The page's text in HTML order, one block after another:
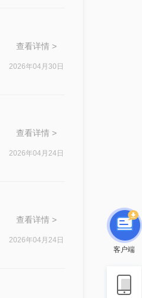
查看详情 >
2026年04月30日
查看详情 >
2026年04月24日
查看详情 >
2026年04月24日
客户端